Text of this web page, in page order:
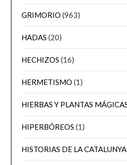
GRIMORIO (963)
HADAS (20)
HECHIZOS (16)
HERMETISMO (1)
HIERBAS Y PLANTAS
HIPERBÓREOS (1)
HISTORIAS DE LA